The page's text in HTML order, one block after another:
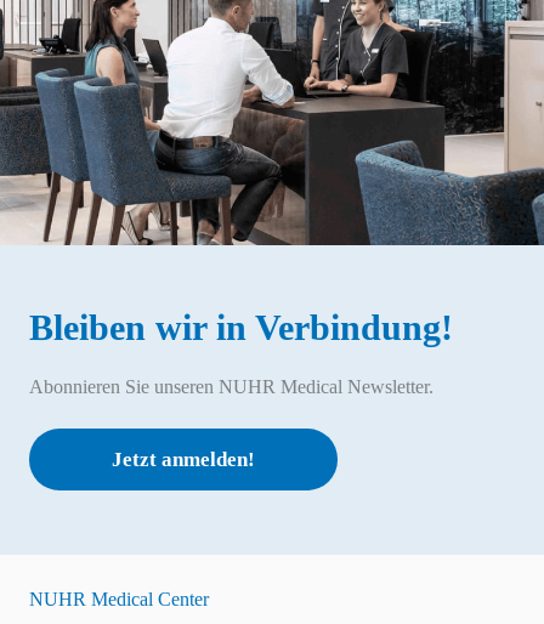
Bleiben wir in Verbindung!
Abonnieren Sie unseren NUHR Medical Newsletter.
Jetzt anmelden!
NUHR Medical Center